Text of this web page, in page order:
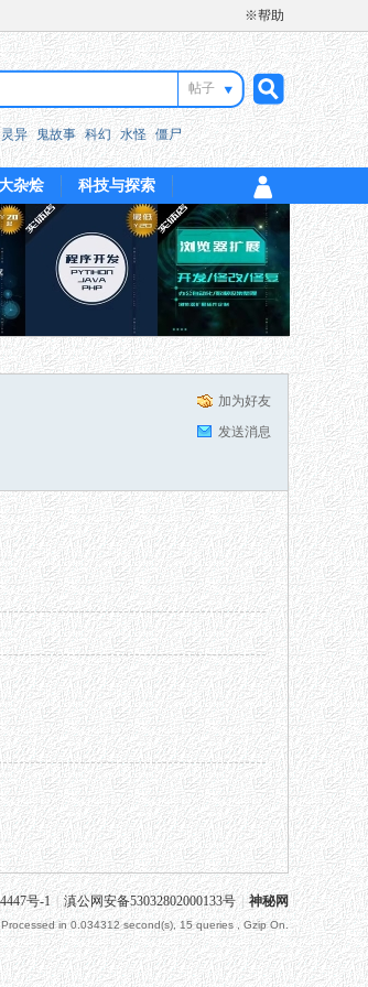
※帮助
帖子
搜
索
灵异 鬼故事 科幻 水怪 僵尸
大杂烩 科技与探索
加为好友
发送消息
号-1 | 滇公网安备53032802000133号 神秘网
Processed in 0.034312 second(s), 15 queries , Gzip On.